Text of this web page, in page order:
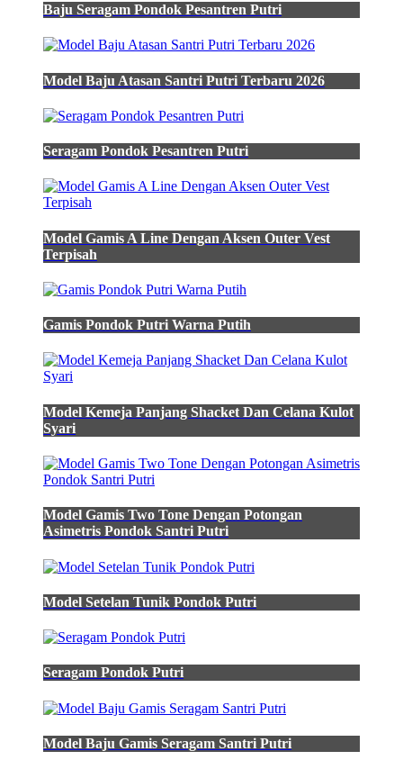
Desain
Olahraga
Terbaru
Almet
Navy
Baju Seragam Pondok Pesantren Putri
Model Baju Atasan Santri Putri Terbaru 2026
Seragam Pondok Pesantren Putri
Model Gamis A Line Dengan Aksen Outer Vest
Terpisah
Gamis Pondok Putri Warna Putih
Model Kemeja Panjang Shacket Dan Celana Kulot
Syari
Model Gamis Two Tone Dengan Potongan
Asimetris Pondok Santri Putri
Model Setelan Tunik Pondok Putri
Seragam Pondok Putri
Model Baju Gamis Seragam Santri Putri